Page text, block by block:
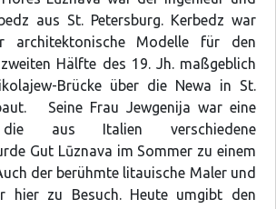
aus St. Petersburg. Kerbedz war
architektonische Modelle für den
Hälfte des 19. Jh. maßgeblich
Brücke über die Newa in St.
Seine Frau Jewgenija war eine
die aus Italien verschiedene
Gut Lūznava im Sommer zu einem
der berühmte litauische Maler und
hier zu Besuch. Heute umgibt den